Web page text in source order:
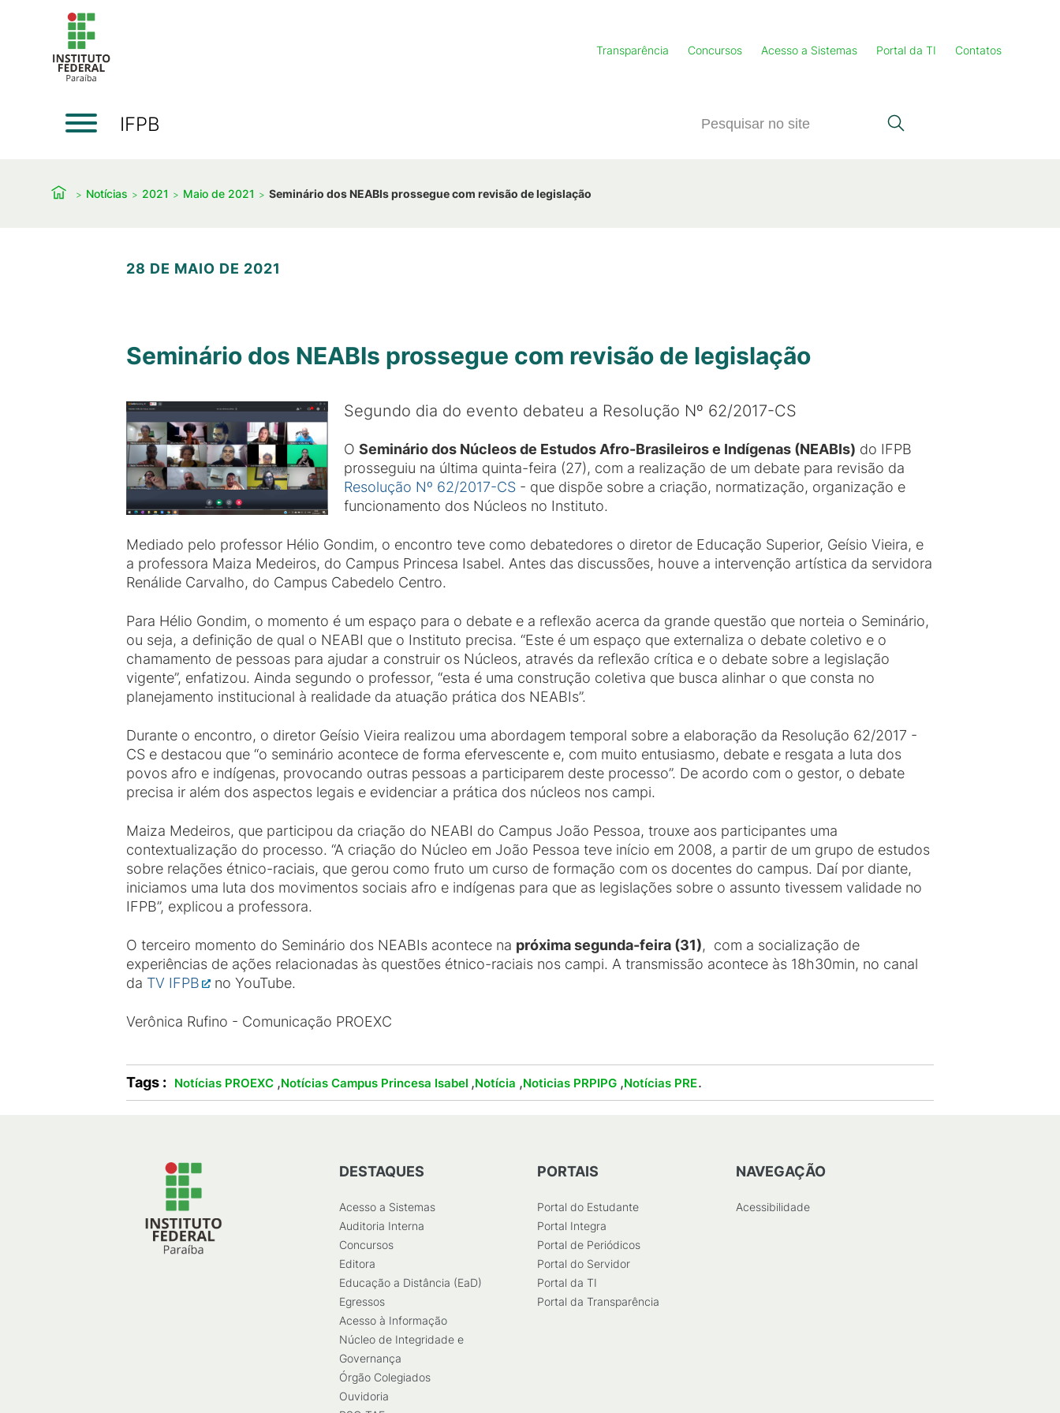
Transparência Concursos Acesso a Sistemas Portal da TI Contatos
IFPB
Notícias 2021 Maio de 2021 Seminário dos NEABIs prossegue com revisão de legislação
28 DE MAIO DE 2021
Seminário dos NEABIs prossegue com revisão de legislação
Segundo dia do evento debateu a Resolução Nº 62/2017-CS
O Seminário dos Núcleos de Estudos Afro-Brasileiros e Indígenas (NEABIs) do IFPB
prosseguiu na última quinta-feira (27), com a realização de um debate para revisão da
Resolução Nº 62/2017-CS - que dispõe sobre a criação, normatização, organização e
funcionamento dos Núcleos no Instituto.
Mediado pelo professor Hélio Gondim, o encontro teve como debatedores o diretor de Educação Superior, Geísio Vieira, e
a professora Maiza Medeiros, do Campus Princesa Isabel. Antes das discussões, houve a intervenção artística da servidora
Renálide Carvalho, do Campus Cabedelo Centro.
Para Hélio Gondim, o momento é um espaço para o debate e a reflexão acerca da grande questão que norteia o Seminário,
ou seja, a definição de qual o NEABI que o Instituto precisa. “Este é um espaço que externaliza o debate coletivo e o
chamamento de pessoas para ajudar a construir os Núcleos, através da reflexão crítica e o debate sobre a legislação
vigente”, enfatizou. Ainda segundo o professor, “esta é uma construção coletiva que busca alinhar o que consta no
planejamento institucional à realidade da atuação prática dos NEABIs”.
Durante o encontro, o diretor Geísio Vieira realizou uma abordagem temporal sobre a elaboração da Resolução 62/2017 -
CS e destacou que “o seminário acontece de forma efervescente e, com muito entusiasmo, debate e resgata a luta dos
povos afro e indígenas, provocando outras pessoas a participarem deste processo”. De acordo com o gestor, o debate
precisa ir além dos aspectos legais e evidenciar a prática dos núcleos nos campi.
Maiza Medeiros, que participou da criação do NEABI do Campus João Pessoa, trouxe aos participantes uma
contextualização do processo. “A criação do Núcleo em João Pessoa teve início em 2008, a partir de um grupo de estudos
sobre relações étnico-raciais, que gerou como fruto um curso de formação com os docentes do campus. Daí por diante,
iniciamos uma luta dos movimentos sociais afro e indígenas para que as legislações sobre o assunto tivessem validade no
IFPB”, explicou a professora.
O terceiro momento do Seminário dos NEABIs acontece na próxima segunda-feira (31), com a socialização de
experiências de ações relacionadas às questões étnico-raciais nos campi. A transmissão acontece às 18h30min, no canal
da TV IFPB no YouTube.
Verônica Rufino - Comunicação PROEXC
Tags : Notícias PROEXC ,Notícias Campus Princesa Isabel ,Notícia ,Noticias PRPIPG ,Notícias PRE.
DESTAQUES
Acesso a Sistemas
Auditoria Interna
Concursos
Editora
Educação a Distância (EaD)
Egressos
Acesso à Informação
Núcleo de Integridade e
Governança
Órgão Colegiados
Ouvidoria
PORTAIS
Portal do Estudante
Portal Integra
Portal de Periódicos
Portal do Servidor
Portal da TI
Portal da Transparência
NAVEGAÇÃO
Acessibilidade